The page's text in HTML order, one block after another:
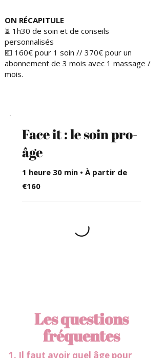
ON RÉCAPITULE
⏳ 1h30 de soin et de conseils
personnalisés
💶 160€ pour 1 soin // 370€ pour un
abonnement de 3 mois avec 1 massage /
mois.
Face it : le soin pro-
âge
1 heure 30 min • À partir de
€160
Les questions
fréquentes
1. Il faut avoir quel âge pour